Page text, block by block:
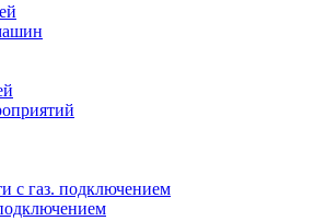
с газ. подключением